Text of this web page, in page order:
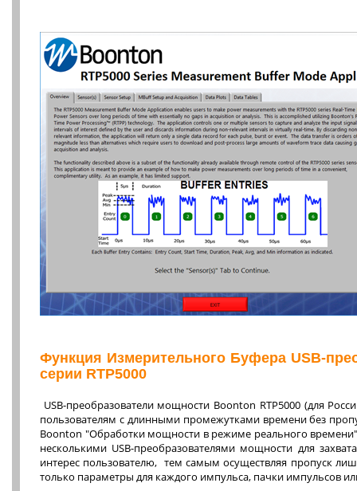
Функция Измерительного Буфера USB-
серии RTP5000
USB-преобразователи мощности Boonton RTP5000 (для
пользователям с длинными промежутками времени без
Boonton "Обработки мощности в режиме реального
несколькими USB-преобразователями мощности для
интерес пользователю, тем самым осуществляя пропуск
только параметры для каждого импульса, пачки импульсов